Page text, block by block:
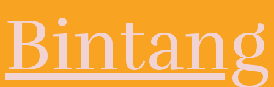
Bintang